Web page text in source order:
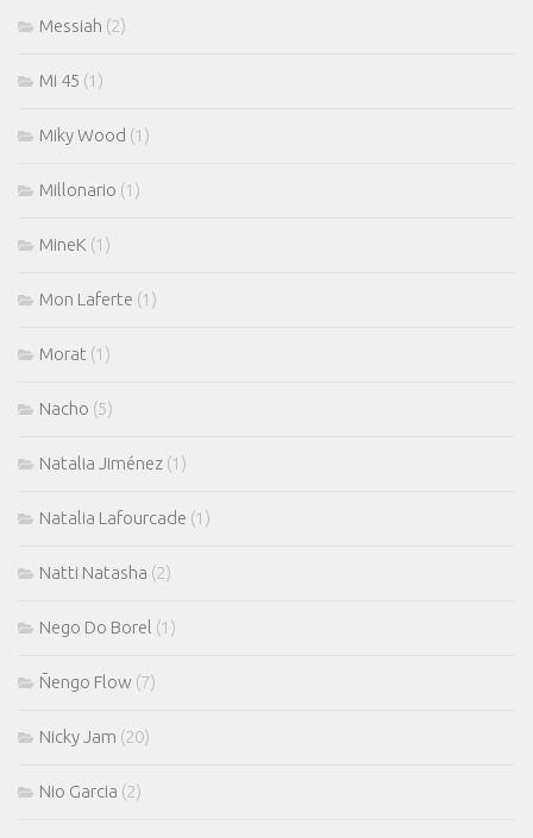
Messiah (2)
Mi 45 (1)
Miky Wood (1)
Millonario (1)
MineK (1)
Mon Laferte (1)
Morat (1)
Nacho (5)
Natalia Jiménez (1)
Natalia Lafourcade (1)
Natti Natasha (2)
Nego Do Borel (1)
Ñengo Flow (7)
Nicky Jam (20)
Nio Garcia (2)